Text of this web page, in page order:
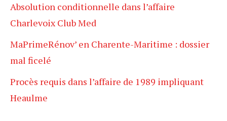
Absolution conditionnelle dans l’affaire
Charlevoix Club Med
MaPrimeRénov’ en Charente-Maritime : dossier
mal ficelé
Procès requis dans l’affaire de 1989 impliquant
Heaulme